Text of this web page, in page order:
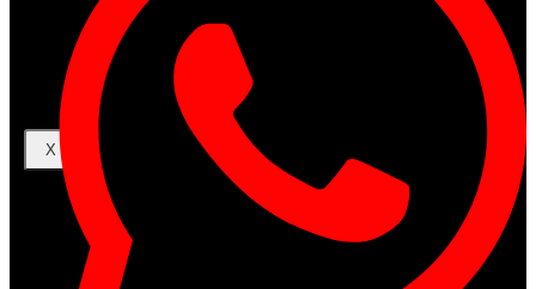
Iniciar Sesion
Registro
Restablecer la contraseña
X